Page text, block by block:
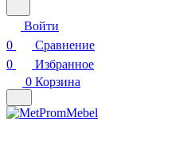
Войти
0
Сравнение
0
Избранное
0 Корзина